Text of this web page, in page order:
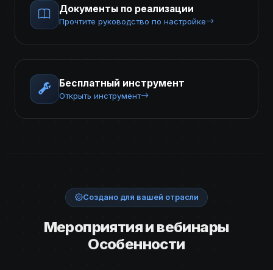
Документы по реализации
Прочтите руководство по настройке
Бесплатный инструмент
Открыть инструмент
Создано для вашей отрасли
Мероприятия и вебинары
Особенности